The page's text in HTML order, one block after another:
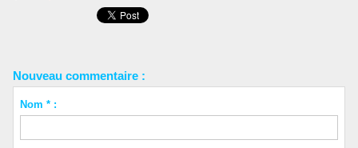
Nouveau commentaire :
Nom * :